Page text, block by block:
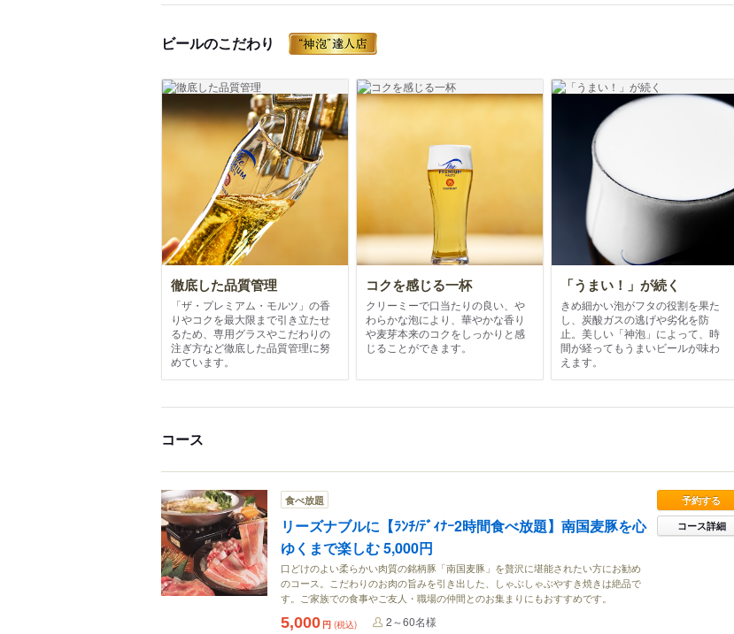
ビールのこだわり
徹底した品質管理
「ザ・プレミアム・モルツ」の香
りやコクを最大限まで引き立たせ
るため、専用グラスやこだわりの
注ぎ方など徹底した品質管理に努
めています。
コクを感じる一杯
クリーミーで口当たりの良い、や
わらかな泡により、華やかな香り
や麦芽本来のコクをしっかりと感
じることができます。
「うまい！」が続く
きめ細かい泡がフタの役割を果た
し、炭酸ガスの逃げや劣化を防
止。美しい「神泡」によって、時
間が経ってもうまいビールが味わ
えます。
コース
食べ放題
リーズナブルに【ﾗﾝﾁ/ﾃﾞｨﾅｰ2時間食べ放題】南国麦豚を心
ゆくまで楽しむ 5,000円
口どけのよい柔らかい肉質の銘柄豚「南国麦豚」を贅沢に堪能されたい方にお勧め
のコース。こだわりのお肉の旨みを引き出した、しゃぶしゃぶやすき焼きは絶品で
す。ご家族での食事やご友人・職場の仲間とのお集まりにもおすすめです。
予約する
コース詳細
5,000 円 (税込) 2～60名様